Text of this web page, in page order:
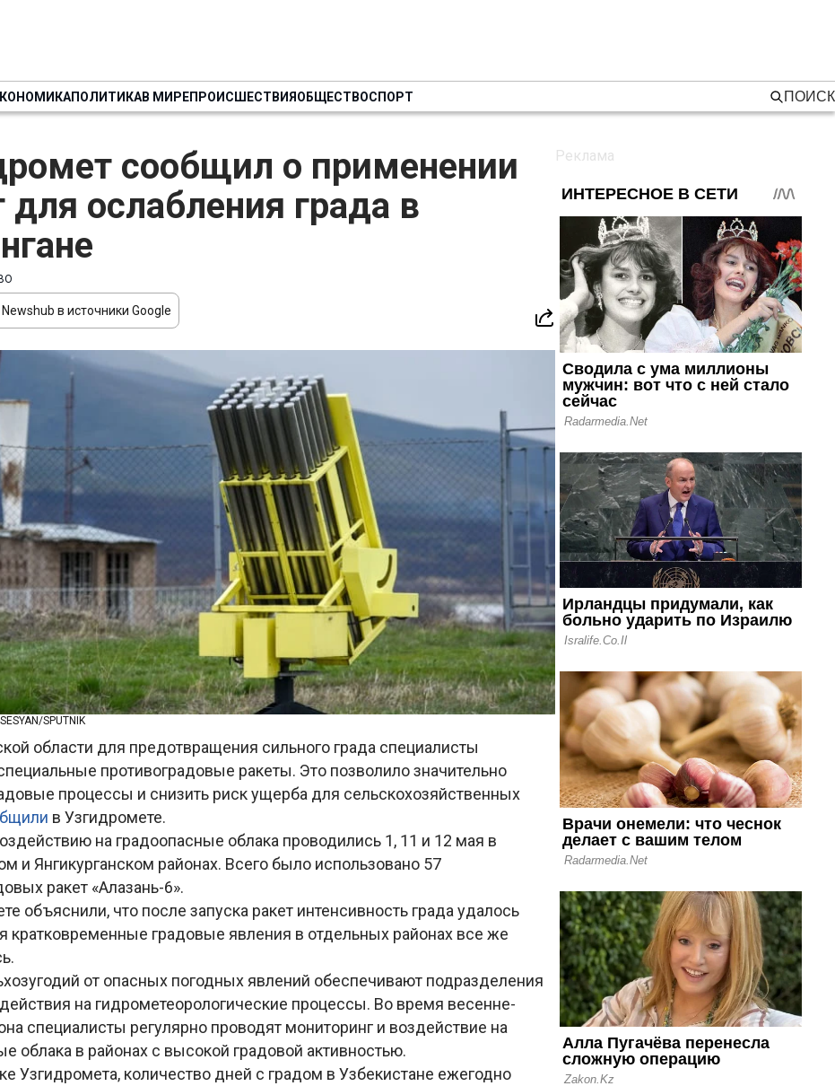
ПОЛИТИКАВ МИРЕПРОИСШЕСТВИЯОБЩЕСТВОСПОРТ ПОИСК
сообщил о применении
для ослабления града в
в источники Google
SPUTNIK
области для предотвращения сильного града специалисты
противоградовые ракеты. Это позволило значительно
процессы и снизить риск ущерба для сельскохозяйственных
в Узгидромете.
на градоопасные облака проводились 1, 11 и 12 мая в
и Янгикурганском районах. Всего было использовано 57
ракет «Алазань-6».
объяснили, что после запуска ракет интенсивность града удалось
кратковременные градовые явления в отдельных районах все же
от опасных погодных явлений обеспечивают подразделения
на гидрометеорологические процессы. Во время весенне-
специалисты регулярно проводят мониторинг и воздействие на
облака в районах с высокой градовой активностью.
Узгидромета, количество дней с градом в Узбекистане ежегодно